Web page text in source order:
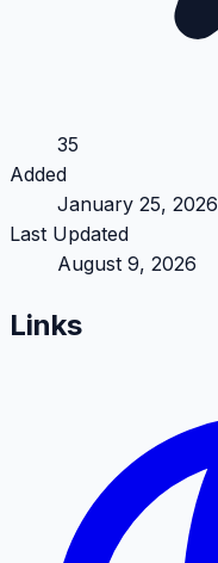
35
Added
January 25, 2026
Last Updated
August 9, 2026
Links